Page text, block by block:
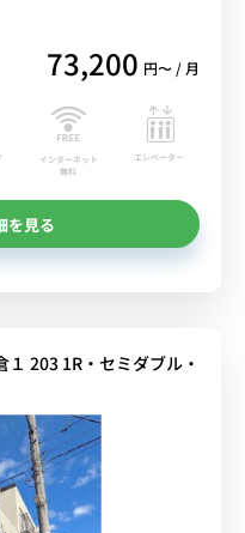
73,200 円〜 / 月
インターネット
無料
エレベーター
を見る
203 1R・セミダブル・